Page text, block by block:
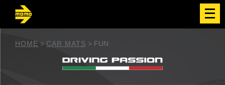
メ
ニ
ュ
ー
HOME>CAR MATS > FUN